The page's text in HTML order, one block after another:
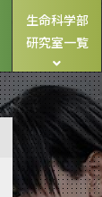
生命科学部
研究室一覧